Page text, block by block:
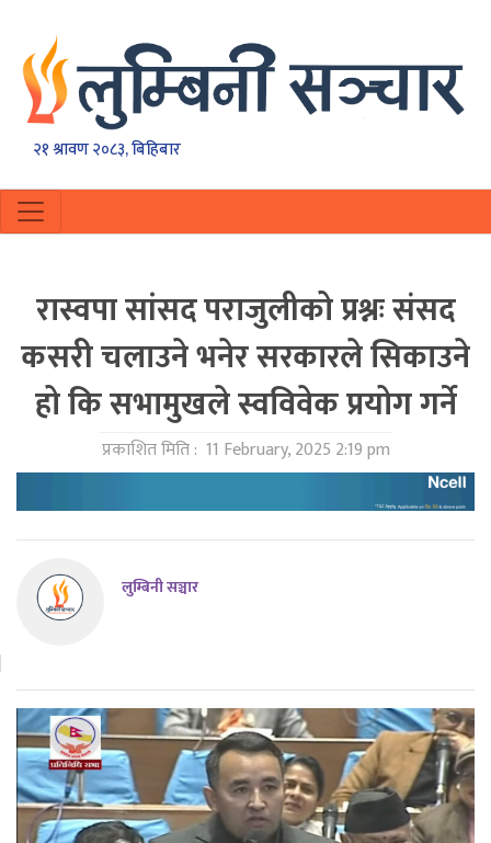
२१ श्रावण २०८३, बिहिबार
रास्वपा सांसद पराजुलीको प्रश्नः संसद
कसरी चलाउने भनेर सरकारले सिकाउने
हो कि सभामुखले स्वविवेक प्रयोग गर्ने
प्रकाशित मिति : 11 February, 2025 2:19 pm
लुम्बिनी सञ्चार